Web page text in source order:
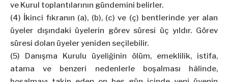
ve Kurul toplantılarının gündemini belirler.
(4) İkinci fıkranın (a), (b), (c) ve (ç) bentlerinde yer alan
üyeler dışındaki üyelerin görev süresi üç yıldır. Görev
süresi dolan üyeler yeniden seçilebilir.
(5) Danışma Kurulu üyeliğinin ölüm, emeklilik, istifa,
atama ve benzeri nedenlerle boşalması hâlinde,